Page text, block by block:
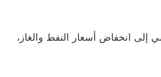
انخفاض أسعار النفط والغاز،